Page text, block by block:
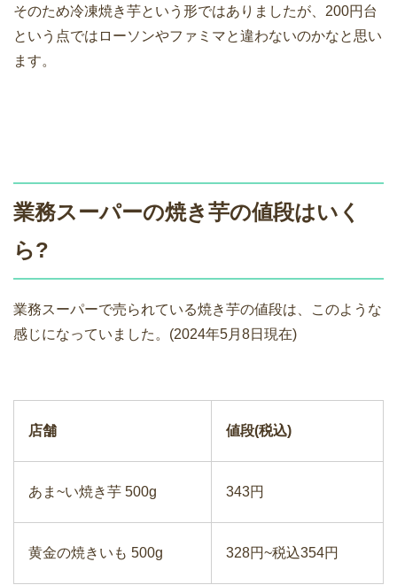
そのため冷凍焼き芋という形ではありましたが、200円台
という点ではローソンやファミマと違わないのかなと思い
ます。
業務スーパーの焼き芋の値段はいく
ら?
業務スーパーで売られている焼き芋の値段は、このような
感じになっていました。(2024年5月8日現在)
店舗 値段(税込)
あま~い焼き芋 500g 343円
黄金の焼きいも 500g 328円~税込354円